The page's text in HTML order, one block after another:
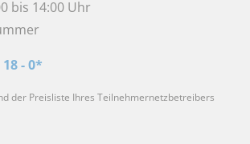
bis 14:00 Uhr
- 0*
der Preisliste Ihres Teilnehmernetzbetreibers